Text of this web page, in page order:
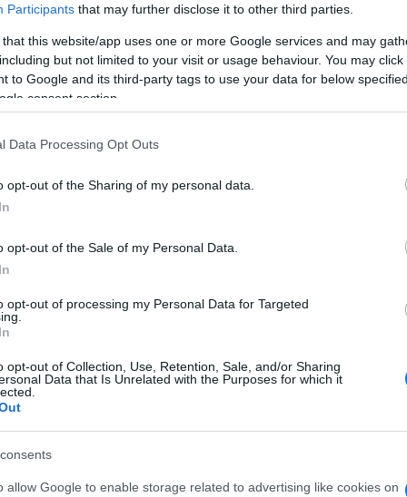
Participants that may further disclose it to other third parties.
that this website/app uses one or more Google services and may
but not limited to your visit or usage behaviour. You may
to Google and its third-party tags to use your data for below
consent section.
Data Processing Opt Outs
opt-out of the Sharing of my personal data.
opt-out of the Sale of my Personal Data.
opt-out of processing my Personal Data for Targeted
opt-out of Collection, Use, Retention, Sale, and/or Sharing
Data that Is Unrelated with the Purposes for which it
allow Google to enable storage related to advertising like cookies on
ivigili del fuocodel comando provinciale di
dell’unità di pronta mobilitazione, su
dei vigili del fuocoper la Sardegna. È
regionale per fornire supporto e soccorso
.
operative SFA(
automezzi appositamente
azione è stata organizzata e coordinata
dei vigili del fuoco
cliccandoqui